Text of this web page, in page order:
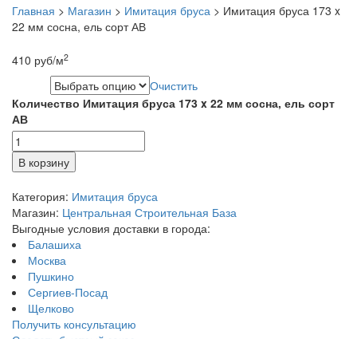
Главная > Магазин > Имитация бруса > Имитация бруса 173 x
22 мм сосна, ель сорт АВ
410 руб/м2
Очистить
Количество Имитация бруса 173 x 22 мм сосна, ель сорт
АВ
В корзину
Категория: Имитация бруса
Магазин: Центральная Строительная База
Выгодные условия доставки в города:
Балашиха
Москва
Пушкино
Сергиев-Посад
Щелково
Получить консультацию